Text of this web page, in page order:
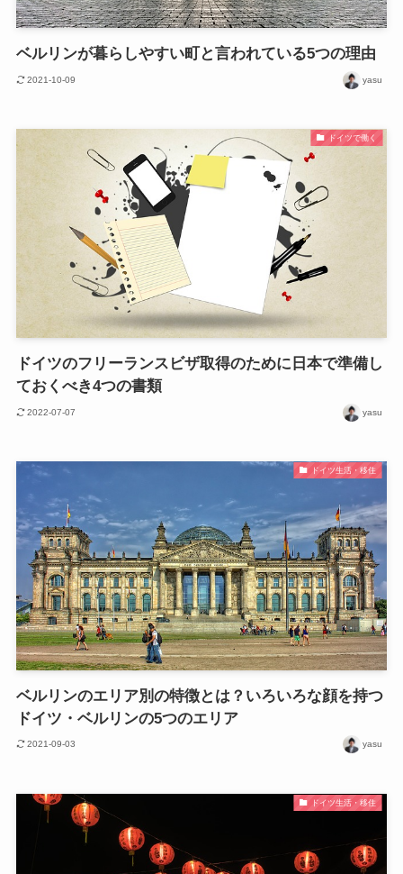
ベルリンが暮らしやすい町と言われている5つの理由
2021-10-09 yasu
ドイツで働く
ドイツのフリーランスビザ取得のために日本で準備し
ておくべき4つの書類
2022-07-07 yasu
ドイツ生活・移住
ベルリンのエリア別の特徴とは？いろいろな顔を持つ
ドイツ・ベルリンの5つのエリア
2021-09-03 yasu
ドイツ生活・移住